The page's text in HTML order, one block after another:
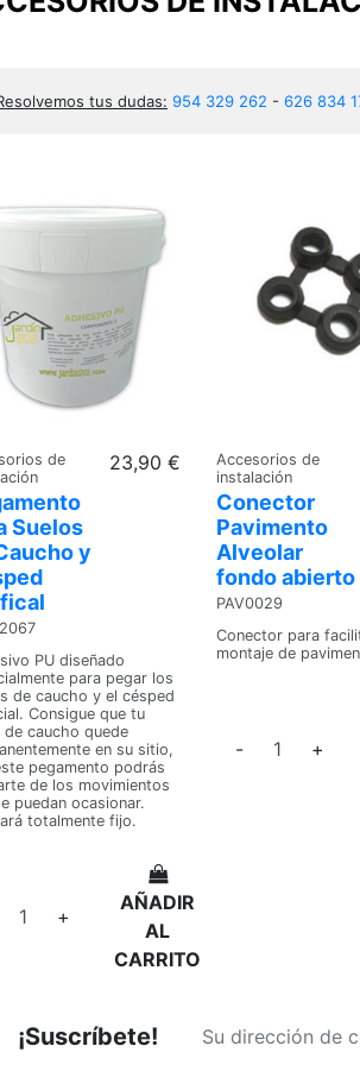
tus dudas: 954 329 262 - 626 834
de
Suelos
y
23,90 €
PU diseñado
para pegar los
de caucho y el césped
Consigue que tu
de caucho quede
en su sitio,
pegamento podrás
de los movimientos
puedan ocasionar.
totalmente fijo.
+
AÑADIR
AL
CARRITO
Accesorios de
instalación
Conector
Pavimento
Alveolar
fondo abierto
PAV0029
Conector para
montaje de
- +
¡Suscríbete!